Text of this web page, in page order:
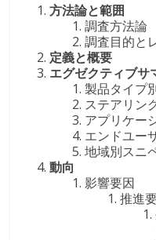
方法論と範囲
調査方法論
調査目的と
定義と概要
エグゼクティブサ
製品タイプ
ステアリン
アプリケー
エンドユー
地域別スニ
動向
影響要因
推進